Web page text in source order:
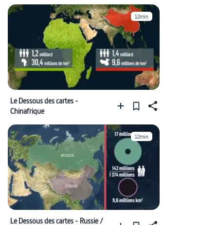
12min
Le Dessous des cartes -
Chinafrique
12min
Le Dessous des cartes - Russie /